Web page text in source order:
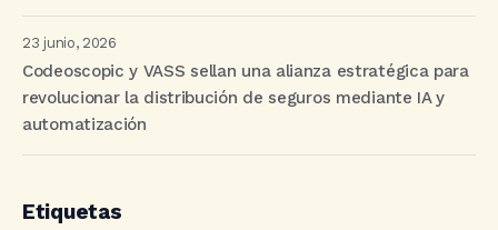
23 junio, 2026
Codeoscopic y VASS sellan una alianza estratégica para
revolucionar la distribución de seguros mediante IA y
automatización
Etiquetas